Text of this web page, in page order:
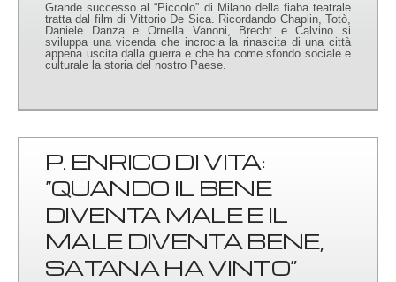
Grande successo al “Piccolo” di Milano della fiaba teatrale
tratta dal film di Vittorio De Sica. Ricordando Chaplin, Totò,
Daniele Danza e Ornella Vanoni, Brecht e Calvino si
sviluppa una vicenda che incrocia la rinascita di una città
appena uscita dalla guerra e che ha come sfondo sociale e
culturale la storia del nostro Paese.
P. ENRICO DI VITA:
“QUANDO IL BENE
DIVENTA MALE E IL
MALE DIVENTA BENE,
SATANA HA VINTO”